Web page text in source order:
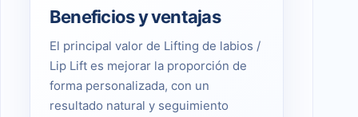
Beneficios y ventajas
El principal valor de Lifting de labios /
Lip Lift es mejorar la proporción de
forma personalizada, con un
resultado natural y seguimiento